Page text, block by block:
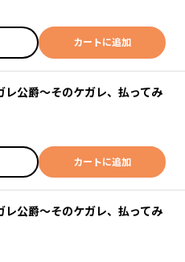
カートに追加
レ公爵～そのケガレ、払ってみ
カートに追加
レ公爵～そのケガレ、払ってみ